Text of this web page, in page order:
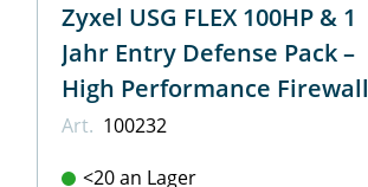
Zyxel USG FLEX 100HP & 1
Jahr Entry Defense Pack –
High Performance Firewall
Art. 100232
<20 an Lager